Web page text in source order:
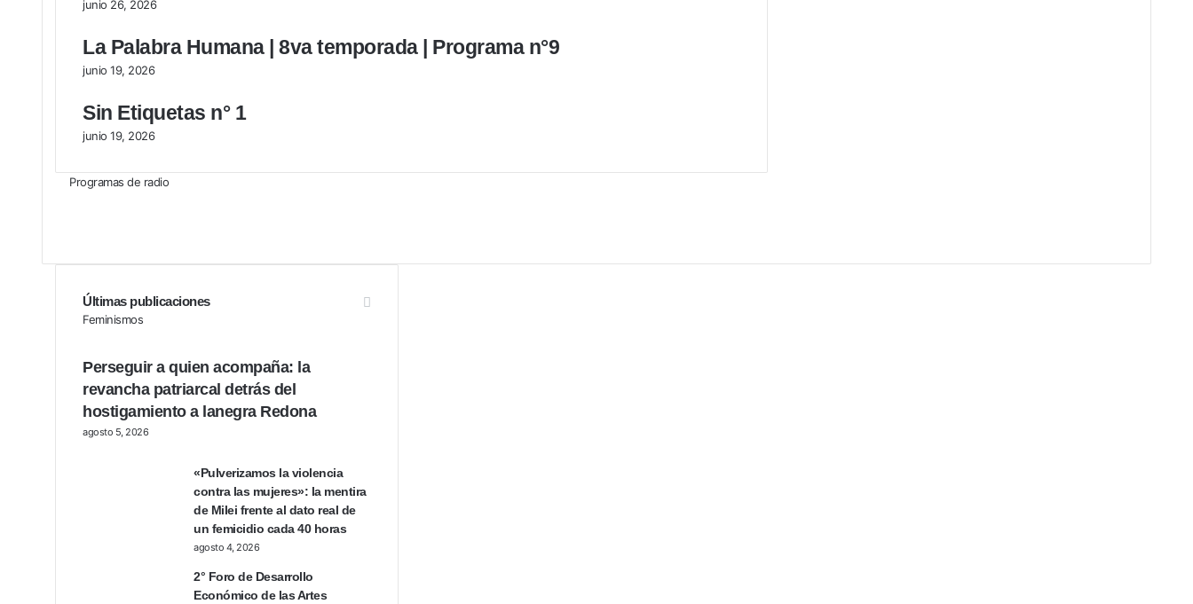
junio 26, 2026
La Palabra Humana | 8va temporada | Programa n°9
junio 19, 2026
Sin Etiquetas n° 1
junio 19, 2026
Programas de radio
Últimas publicaciones
Feminismos
Perseguir a quien acompaña: la
revancha patriarcal detrás del
hostigamiento a lanegra Redona
agosto 5, 2026
«Pulverizamos la violencia
contra las mujeres»: la mentira
de Milei frente al dato real de
un femicidio cada 40 horas
agosto 4, 2026
2° Foro de Desarrollo
Económico de las Artes